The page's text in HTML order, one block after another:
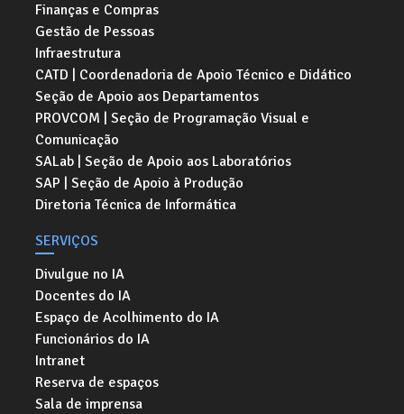
Finanças e Compras
Gestão de Pessoas
Infraestrutura
CATD | Coordenadoria de Apoio Técnico e Didático
Seção de Apoio aos Departamentos
PROVCOM | Seção de Programação Visual e
Comunicação
SALab | Seção de Apoio aos Laboratórios
SAP | Seção de Apoio à Produção
Diretoria Técnica de Informática
SERVIÇOS
Divulgue no IA
Docentes do IA
Espaço de Acolhimento do IA
Funcionários do IA
Intranet
Reserva de espaços
Sala de imprensa